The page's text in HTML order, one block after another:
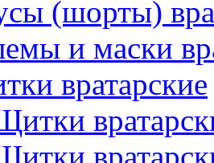
(шорты)
и маски
вратарские